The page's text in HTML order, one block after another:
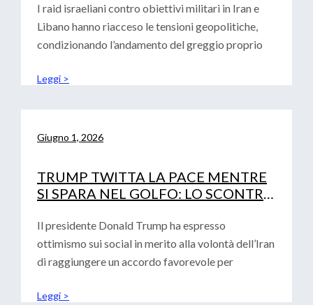
DI INTERESSE BCE
I raid israeliani contro obiettivi militari in Iran e
Libano hanno riacceso le tensioni geopolitiche,
condizionando l’andamento del greggio proprio
Leggi >
Giugno 1, 2026
TRUMP TWITTA LA PACE MENTRE
SI SPARA NEL GOLFO: LO SCONTRO
DI WARSH
Il presidente Donald Trump ha espresso
ottimismo sui social in merito alla volontà dell’Iran
di raggiungere un accordo favorevole per
Leggi >